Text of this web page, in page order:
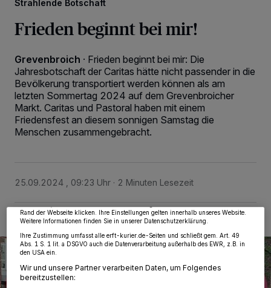
Strahlende Botschaft
Frieden beginnt bei mir!
Grevenbroich · Frieden beginnt bei mir: Die
Jahresbotschaft der Caritas hätte nicht passender in die
Bevölkerung transportiert werden können als am
letzten Sommertag 2024 auf dem Grevenbroicher
Markt. Caritas und Pastoral haben mit einem
Friedensfest an diesem sonnigen Samstag die
Menschen zusammengebracht.
25.09.2024 , 09:23 Uhr 2 Minuten Lesezeit
Zwecke. Wenn Tracker deaktiviert sind, sind manche Inhalte und Anzeigen
möglicherweise nicht mehr so relevant für Sie. Sie können dieses Menü jederzeit
Rand der Webseite klicken. Ihre Einstellungen gelten innerhalb unseres Website.
Weitere Informationen finden Sie in unserer Datenschutzerklärung.
Ihre Zustimmung umfasst alle erft-kurier.de-Seiten und schließt gem. Art. 49
Abs. 1 S. 1 lit. a DSGVO auch die Datenverarbeitung außerhalb des EWR, z.B. in
den USA ein.
Wir und unsere Partner verarbeiten Daten, um Folgendes
bereitzustellen: